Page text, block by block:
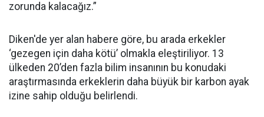
zorunda kalacağız.”
Diken'de yer alan habere göre, bu arada erkekler
‘gezegen için daha kötü’ olmakla eleştiriliyor. 13
ülkeden 20’den fazla bilim insanının bu konudaki
araştırmasında erkeklerin daha büyük bir karbon ayak
izine sahip olduğu belirlendi.